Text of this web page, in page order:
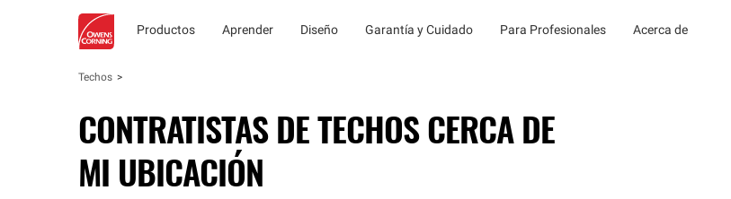
Productos Aprender Diseño Garantía y Cuidado Para Profesionales Acerca de
Techos
CONTRATISTAS DE TECHOS CERCA DE
MI UBICACIÓN